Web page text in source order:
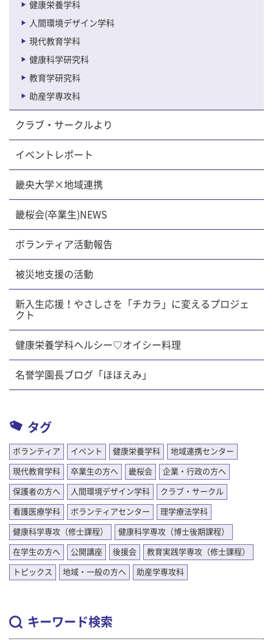
健康栄養学科
人間環境デザイン学科
現代教育学科
健康科学研究科
教育学研究科
助産学専攻科
クラブ・サークルより
イベントレポート
畿央大学×地域連携
畿桜会(卒業生)NEWS
ボランティア活動報告
被災地支援の活動
新入生応援！やさしさを「チカラ」に変えるプロジェ
クト
健康栄養学科ヘルシー♡オイシー料理
名誉学園長ブログ「ほほえみ」
タグ
ボランティア イベント 健康栄養学科 地域連携センター
現代教育学科 卒業生の方へ 畿桜会 企業・行政の方へ
保護者の方へ 人間環境デザイン学科 クラブ・サークル
看護医療学科 ボランティアセンター 理学療法学科
健康科学専攻（修士課程） 健康科学専攻（博士後期課程）
在学生の方へ 公開講座 後援会 教育実践学専攻（修士課程）
トピックス 地域・一般の方へ 助産学専攻科
キーワード検索